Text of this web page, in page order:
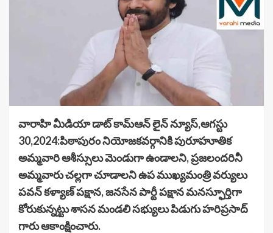
వారాహి మీడియా డాట్ కామ్ఆన్ లైన్ న్యూస్,ఆగస్టు
30,2024:పిఠాపురం నియోజకవర్గానికి పురూహూతిక
అమ్మవారి ఆశీస్సులు మెండుగా ఉండాలని, ప్రజలందరినీ
అమ్మవారు చల్లగా చూడాలని ఉప ముఖ్యమంత్రి వర్యులు
పవన్ కళ్యాణ్ పక్షాన, జనసేన పార్టీ పక్షాన మనస్ఫూర్తిగా
కోరుకున్నట్టు శాసన మండలి సభ్యులు పిడుగు హరిప్రసాద్
గారు ఆకాంక్షించారు.